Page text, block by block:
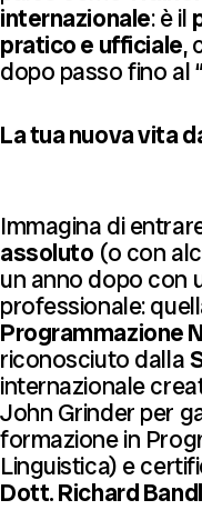
internazionale: è il
pratico e ufficiale,
dopo passo fino al
La tua nuova vita
Immagina di
assoluto (o con
un anno dopo con
professionale:
Programmazione
riconosciuto dalla
internazionale
John Grinder per
formazione in
Linguistica) e
Dott. Richard